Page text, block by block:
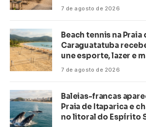
7 de agosto de 2026
Beach tennis na Praia
Caraguatatuba
une esporte, lazer e
7 de agosto de 2026
Baleias-francas
Praia de Itaparica e
no litoral do Espírito